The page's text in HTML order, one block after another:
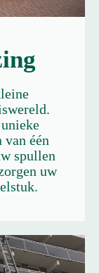
één
spullen
uw